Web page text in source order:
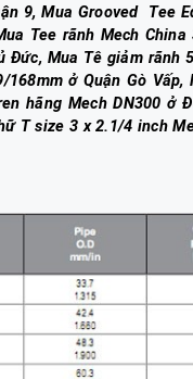
9, Mua Grooved Tee
Tee rãnh Mech
Đức, Mua Tê giảm rãnh
ở Quận Gò
hãng Mech DN300
T size 3 x 2.1/4 inch